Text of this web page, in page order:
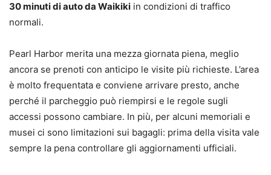
30 minuti di auto da Waikiki in condizioni di traffico
normali.
Pearl Harbor merita una mezza giornata piena, meglio
ancora se prenoti con anticipo le visite più richieste. L’area
è molto frequentata e conviene arrivare presto, anche
perché il parcheggio può riempirsi e le regole sugli
accessi possono cambiare. In più, per alcuni memoriali e
musei ci sono limitazioni sui bagagli: prima della visita vale
sempre la pena controllare gli aggiornamenti ufficiali.